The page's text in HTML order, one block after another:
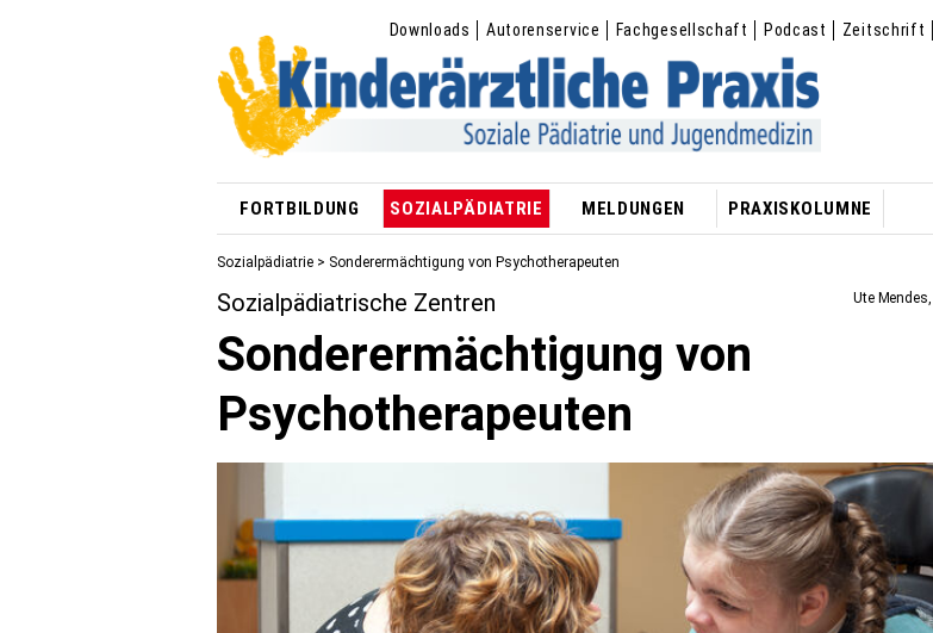
Downloads Autorenservice Fachgesellschaft Podcast Zeitschrift
FORTBILDUNG SOZIALPÄDIATRIE MELDUNGEN PRAXISKOLUMNE
Sozialpädiatrie > Sonderermächtigung von Psychotherapeuten
Ute Mendes
Sozialpädiatrische Zentren
Sonderermächtigung von
Psychotherapeuten